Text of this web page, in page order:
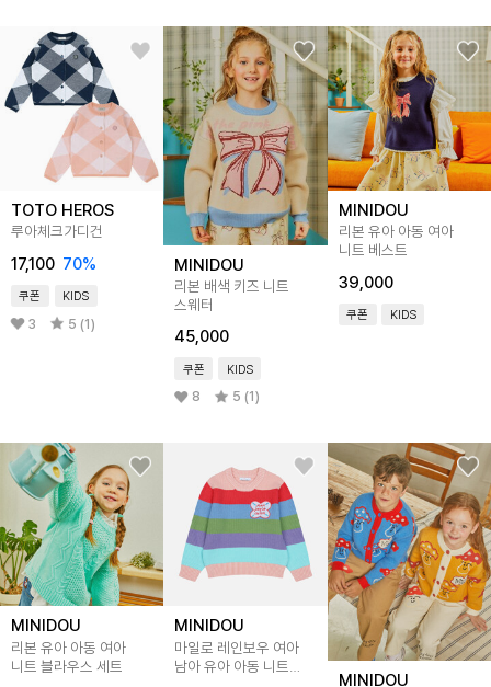
TOTO HEROS
루아체크가디건
17,100 70%
쿠폰 KIDS
3 5 (1)
MINIDOU
리본 배색 키즈 니트
스웨터
45,000
쿠폰 KIDS
8 5 (1)
MINIDOU
리본 유아 아동 여아
니트 베스트
39,000
쿠폰 KIDS
MINIDOU
리본 유아 아동 여아
니트 블라우스 세트
MINIDOU
마일로 레인보우 여아
남아 유아 아동 니트
MINIDOU